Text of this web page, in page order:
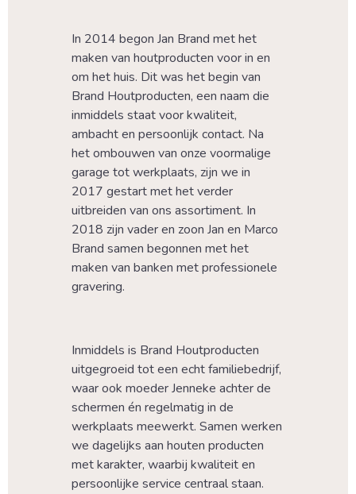
In 2014 begon Jan Brand met het
maken van houtproducten voor in en
om het huis. Dit was het begin van
Brand Houtproducten, een naam die
inmiddels staat voor kwaliteit,
ambacht en persoonlijk contact. Na
het ombouwen van onze voormalige
garage tot werkplaats, zijn we in
2017 gestart met het verder
uitbreiden van ons assortiment. In
2018 zijn vader en zoon Jan en Marco
Brand samen begonnen met het
maken van banken met professionele
gravering.
Inmiddels is Brand Houtproducten
uitgegroeid tot een echt familiebedrijf,
waar ook moeder Jenneke achter de
schermen én regelmatig in de
werkplaats meewerkt. Samen werken
we dagelijks aan houten producten
met karakter, waarbij kwaliteit en
persoonlijke service centraal staan.